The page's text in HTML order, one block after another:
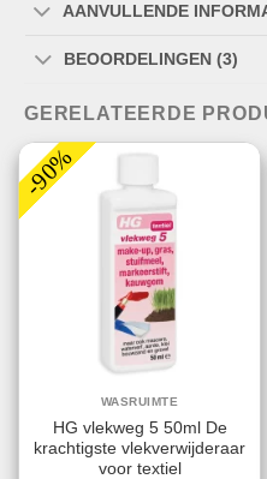
AANVULLENDE
BEOORDELINGEN (3)
GERELATEERDE
-90%
WASRUIMTE
HG vlekweg 5 50ml De
krachtigste vlekverwijderaar
voor textiel